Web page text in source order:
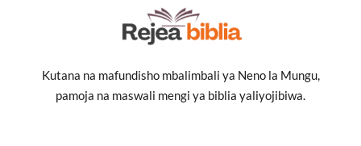
Kutana na mafundisho mbalimbali ya Neno la Mungu,
pamoja na maswali mengi ya biblia yaliyojibiwa.